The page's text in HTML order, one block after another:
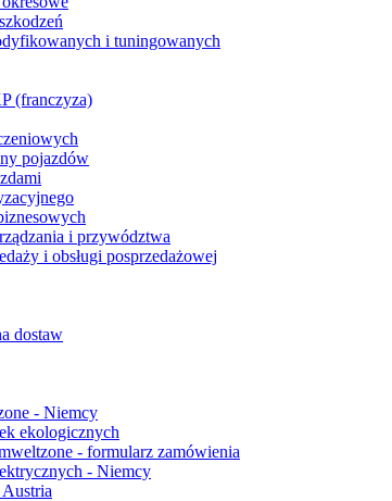
i tuningowanych
(franczyza)
pojazdów
i przywództwa
i obsługi posprzedażowej
dostaw
- Niemcy
ekologicznych
- formularz zamówienia
- Niemcy